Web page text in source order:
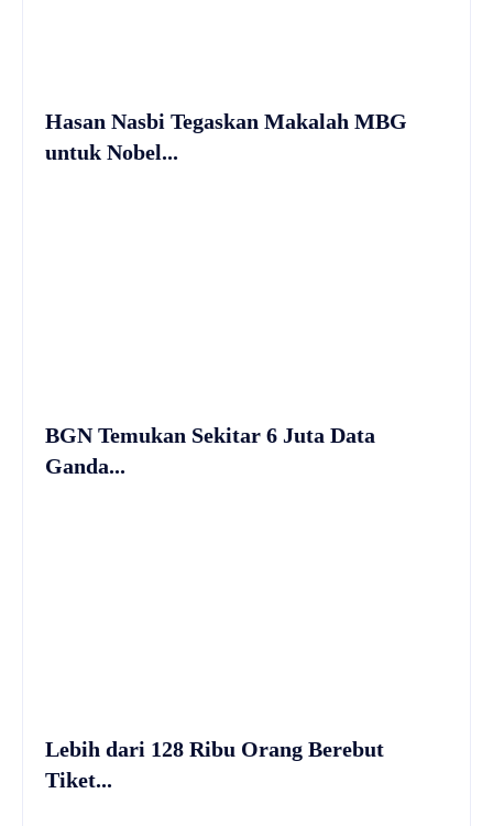
Hasan Nasbi Tegaskan Makalah MBG
untuk Nobel...
BGN Temukan Sekitar 6 Juta Data
Ganda...
Lebih dari 128 Ribu Orang Berebut
Tiket...